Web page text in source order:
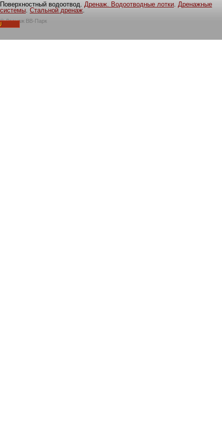
Поверхностный водоотвод. Дренаж. Водоотводные лотки. Дренажные
системы. Стальной дренаж.
©Дренаж ВВ-Парк